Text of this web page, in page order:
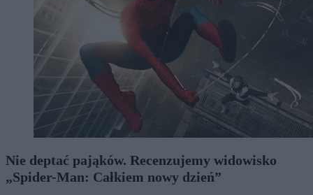
Nie deptać pająków. Recenzujemy widowisko
„Spider-Man: Całkiem nowy dzień”